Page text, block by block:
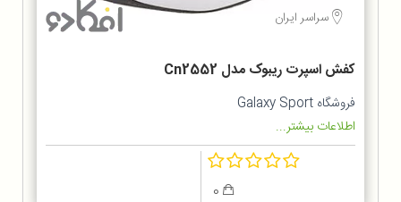
سراسر ایران
کفش اسپرت ریبوک مدل Cn2552
فروشگاه Galaxy Sport
اطلاعات بیشتر...